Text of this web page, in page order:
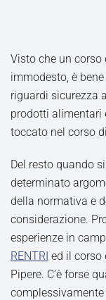
Visto che un corso
immodesto, è
riguardi sicurezza
prodotti alimentari
toccato nel corso
Del resto quando
determinato
della normativa e
considerazione.
esperienze in
RENTRI ed il corso
Pipere. C’è forse